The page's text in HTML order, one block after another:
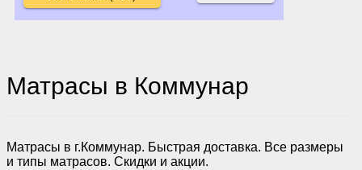
Матрасы в Коммунар
Матрасы в г.Коммунар. Быстрая доставка. Все размеры
и типы матрасов. Скидки и акции.